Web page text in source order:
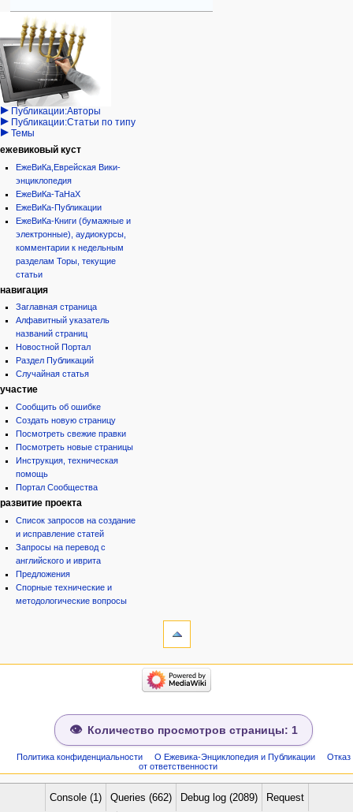
Навигация
персональные инструменты
войти
запрос
учётной
записи
категории
Израиль:Страна и
государство
Иудаизм
Народ
Проекты
Проекты/Участники/
дополнения
Публикации:Авторы
Публикации:Статьи по типу
Темы
ежевиковый куст
ЕжеВиКа,Еврейская Вики-
энциклопедия
ЕжеВиКа-ТаНаХ
ЕжеВиКа-Публикации
ЕжеВиКа-Книги (бумажные и
электронные), аудиокурсы,
комментарии к недельным
разделам Торы, текущие
статьи
навигация
Заглавная страница
Алфавитный указатель
названий страниц
Новостной Портал
Раздел Публикаций
Случайная статья
участие
Сообщить об ошибке
Создать новую страницу
Посмотреть свежие правки
Посмотреть новые страницы
Инструкция, техническая
помощь
Портал Сообщества
развитие проекта
Список запросов на создание
и исправление статей
Запросы на перевод с
английского и иврита
Предложения
Спорные технические и
методологические вопросы
о странице
категории
Проекты/Участники/
Публикации:Авторы
ежевиковый куст
Количество просмотров страницы: 1
Политика конфиденциальности О Ежевика-Энциклопедия и Публикации
Отказ
от ответственности
Console (1) Queries (662) Debug log (2089) Request